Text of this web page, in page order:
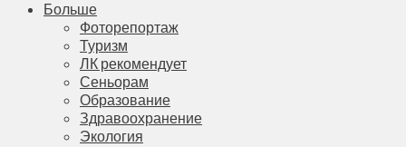
Больше
Фоторепортаж
Туризм
ЛК рекомендует
Сеньорам
Образование
Здравоохранение
Экология